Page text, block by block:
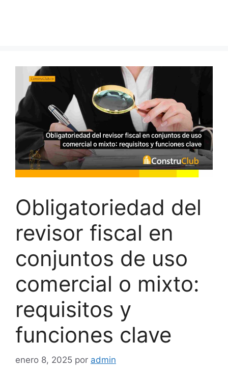
Obligatoriedad del
revisor fiscal en
conjuntos de uso
comercial o mixto:
requisitos y
funciones clave
enero 8, 2025 por admin